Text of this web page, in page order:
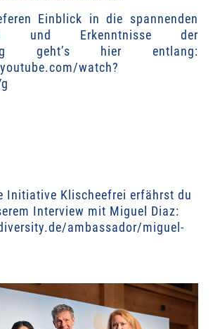
Einblick in die spannenden
und Erkenntnisse der
geht’s hier entlang:
watch?
Initiative Klischeefrei erfährst du
Interview mit Miguel Diaz:
ambassador/miguel-